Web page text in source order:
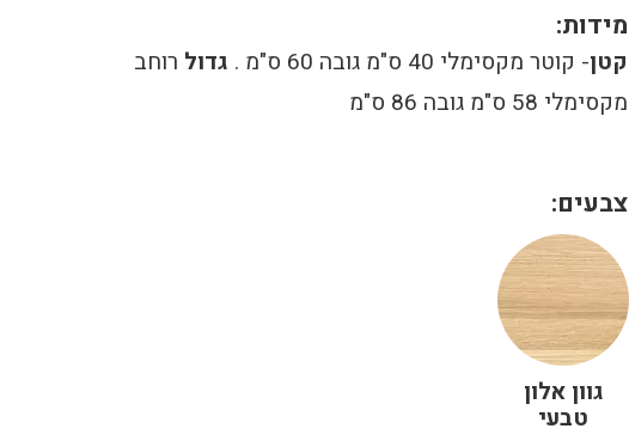
מידות:
קטן- קוטר מקסימלי 40 ס"מ גובה 60 ס"מ . גדול רוחב
מקסימלי 58 ס"מ גובה 86 ס"מ
צבעים:
גוון אלון
טבעי